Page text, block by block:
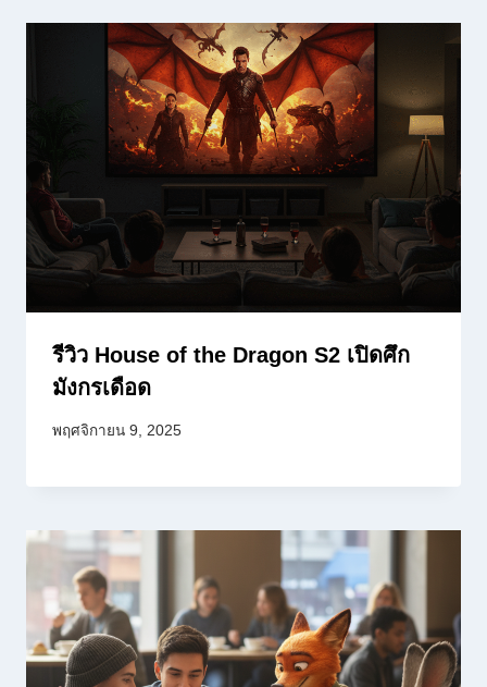
รีวิว House of the Dragon S2 เปิดศึก
มังกรเดือด
พฤศจิกายน 9, 2025